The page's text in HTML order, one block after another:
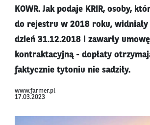
KOWR. Jak podaje KRIR, osoby,
do rejestru w 2018 roku,
dzień 31.12.2018 i zawarły umowę
kontraktacyjną - dopłaty
faktycznie tytoniu nie sadziły.
www.farmer.pl
17.03.2023